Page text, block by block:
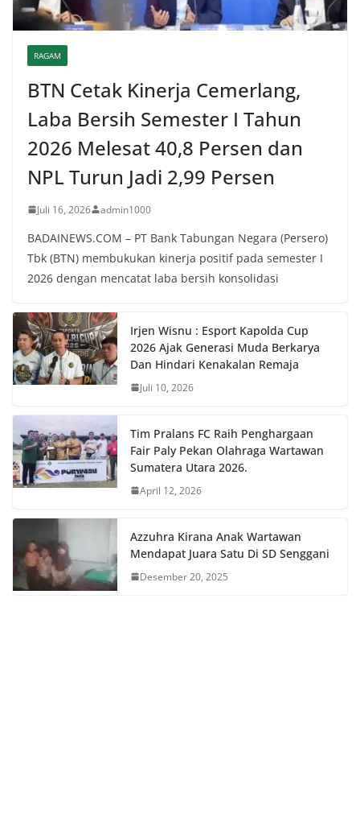
RAGAM
BTN Cetak Kinerja Cemerlang,
Laba Bersih Semester I Tahun
2026 Melesat 40,8 Persen dan
NPL Turun Jadi 2,99 Persen
Juli 16, 2026 admin1000
BADAINEWS.COM – PT Bank Tabungan Negara (Persero)
Tbk (BTN) membukukan kinerja positif pada semester I
2026 dengan mencatat laba bersih konsolidasi
Irjen Wisnu : Esport Kapolda Cup
2026 Ajak Generasi Muda Berkarya
Dan Hindari Kenakalan Remaja
Juli 10, 2026
Tim Pralans FC Raih Penghargaan
Fair Paly Pekan Olahraga Wartawan
Sumatera Utara 2026.
April 12, 2026
Azzuhra Kirana Anak Wartawan
Mendapat Juara Satu Di SD Senggani
Desember 20, 2025